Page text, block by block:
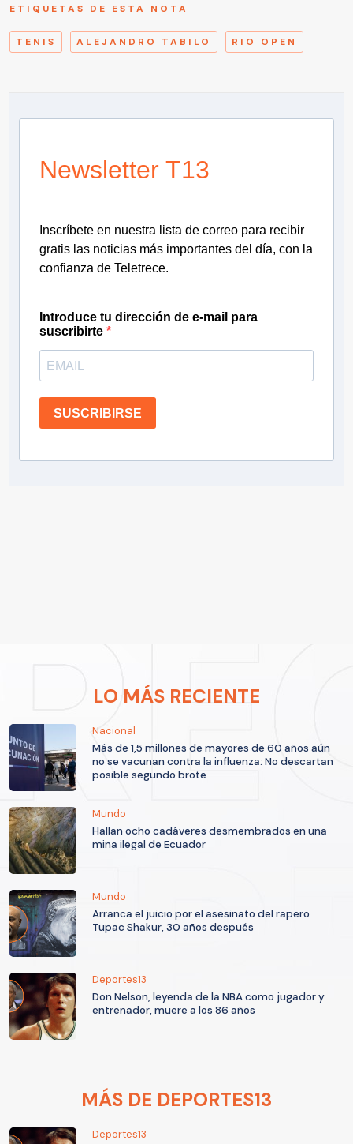
ETIQUETAS DE ESTA NOTA
TENIS ALEJANDRO TABILO RIO OPEN
Newsletter T13
Inscríbete en nuestra lista de correo para recibir
gratis las noticias más importantes del día, con la
confianza de Teletrece.
Introduce tu dirección de e-mail para
suscribirte
SUSCRIBIRSE
LO MÁS RECIENTE
Nacional
Más de 1,5 millones de mayores de 60 años aún
no se vacunan contra la influenza: No descartan
posible segundo brote
Mundo
Hallan ocho cadáveres desmembrados en una
mina ilegal de Ecuador
Mundo
Arranca el juicio por el asesinato del rapero
Tupac Shakur, 30 años después
Deportes13
Don Nelson, leyenda de la NBA como jugador y
entrenador, muere a los 86 años
MÁS DE DEPORTES13
Deportes13